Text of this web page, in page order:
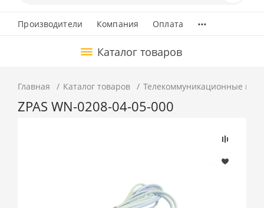
Производители Компания Оплата ...
Каталог товаров
Главная Каталог товаров Телекоммуникационные
ZPAS WN-0208-04-05-000